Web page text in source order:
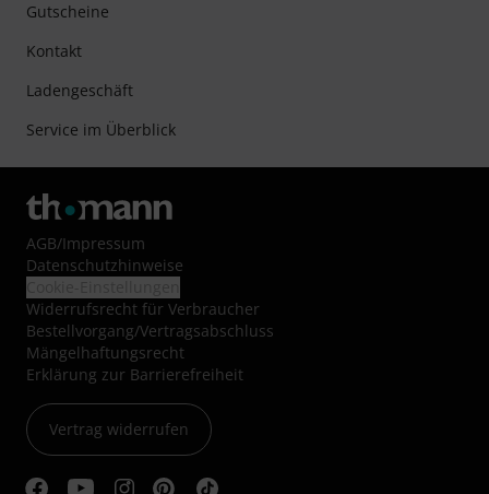
Gutscheine
Kontakt
Ladengeschäft
Service im Überblick
AGB/Impressum
Datenschutzhinweise
Widerrufsrecht für Verbraucher
Bestellvorgang/Vertragsabschluss
Mängelhaftungsrecht
Erklärung zur Barrierefreiheit
Vertrag widerrufen